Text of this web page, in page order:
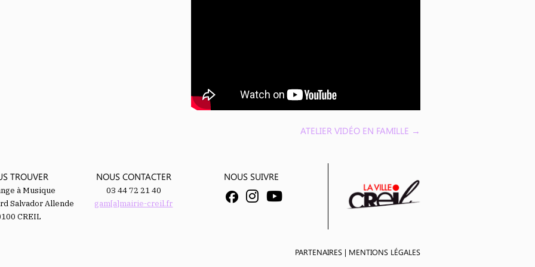
ATELIER VIDÉO EN FAMILLE →
TROUVER
à Musique
Salvador Allende
CREIL
NOUS CONTACTER
03 44 72 21 40
gam[a]mairie-creil.fr
NOUS SUIVRE
PARTENAIRES | MENTIONS LÉGALES